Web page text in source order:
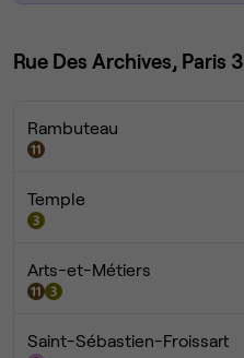
Rue Des Archives, Paris 3
Rambuteau
Temple
Arts-et-Métiers
Saint-Sébastien-Froissart